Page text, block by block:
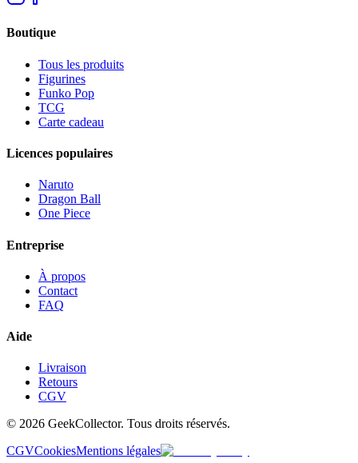
Boutique
Tous les produits
Figurines
Funko Pop
TCG
Carte cadeau
Licences populaires
Naruto
Dragon Ball
One Piece
Entreprise
À propos
Contact
FAQ
Aide
Livraison
Retours
CGV
© 2026 GeekCollector. Tous droits réservés.
CGVCookiesMentions légales